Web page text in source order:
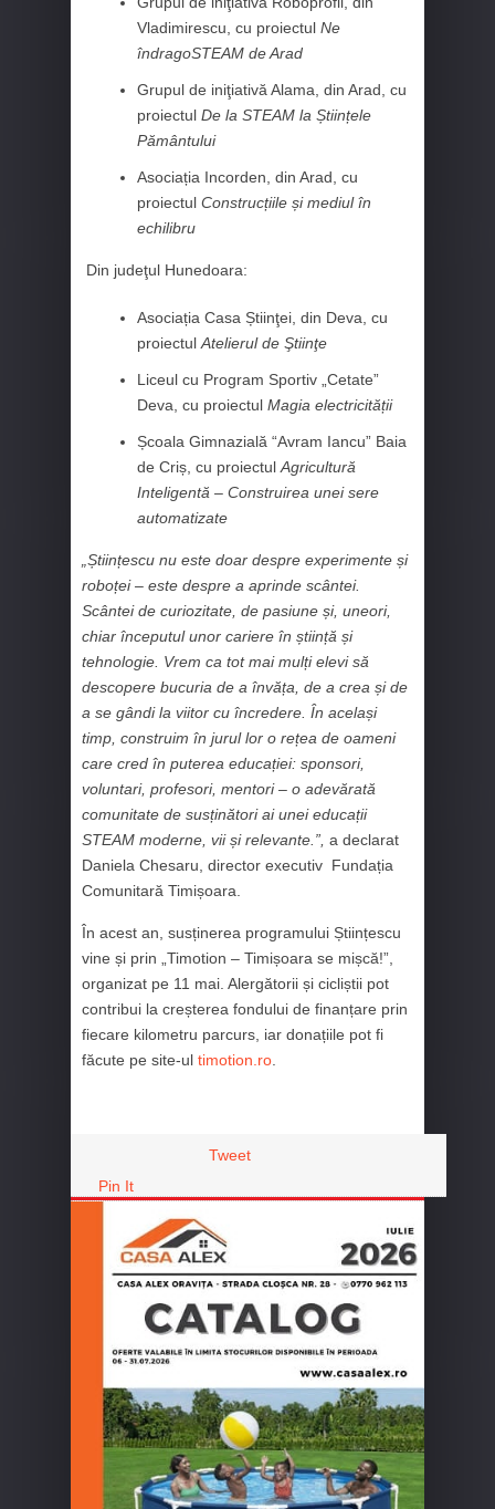
Vladimirescu, cu proiectul Ne
îndragoSTEAM de Arad
Grupul de iniţiativă Alama, din Arad, cu
proiectul De la STEAM la Științele
Pământului
Asociația Incorden, din Arad, cu
proiectul Construcțiile și mediul în
echilibru
Din judeţul Hunedoara:
Asociația Casa Știinţei, din Deva, cu
proiectul Atelierul de Ştiinţe
Liceul cu Program Sportiv „Cetate”
Deva, cu proiectul Magia electricității
Școala Gimnazială “Avram Iancu” Baia
de Criș, cu proiectul Agricultură
Inteligentă – Construirea unei sere
automatizate
„Științescu nu este doar despre experimente și
roboței – este despre a aprinde scântei.
Scântei de curiozitate, de pasiune și, uneori,
chiar începutul unor cariere în știință și
tehnologie. Vrem ca tot mai mulți elevi să
descopere bucuria de a învăța, de a crea și de
a se gândi la viitor cu încredere. În același
timp, construim în jurul lor o rețea de oameni
care cred în puterea educației: sponsori,
voluntari, profesori, mentori – o adevărată
comunitate de susținători ai unei educații
STEAM moderne, vii și relevante.”, a declarat
Daniela Chesaru, director executiv Fundația
Comunitară Timișoara.
În acest an, susținerea programului Științescu
vine și prin „Timotion – Timișoara se mișcă!”,
organizat pe 11 mai. Alergătorii și cicliștii pot
contribui la creșterea fondului de finanțare prin
fiecare kilometru parcurs, iar donațiile pot fi
făcute pe site-ul timotion.ro
Tweet
Pin It